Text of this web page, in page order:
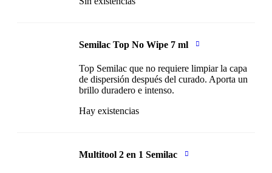
Semilac Top No Wipe 7 ml
Top Semilac que no requiere limpiar la capa
de dispersión después del curado. Aporta un
brillo duradero e intenso.
Hay existencias
Multitool 2 en 1 Semilac